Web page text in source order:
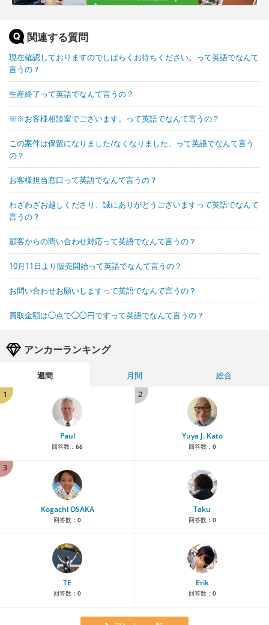
関連する質問
現在確認しておりますのでしばらくお待ちください。って英語でなんて
言うの？
生産終了って英語でなんて言うの？
※※お客様相談室でございます。って英語でなんて言うの？
この案件は保留になりました/なくなりました、って英語でなんて言う
の？
お客様担当窓口って英語でなんて言うの？
わざわざお越しくださり、誠にありがとうございますって英語でなんて
言うの？
顧客からの問い合わせ対応って英語でなんて言うの？
10月11日より販売開始って英語でなんて言うの？
お問い合わせお願いしますって英語でなんて言うの？
買取金額は◯点で◯◯円ですって英語でなんて言うの？
アンカーランキング
週間 月間
総合
1
Paul
回答数： 66
2
Yuya J. Kato
回答数： 0
3
Kogachi OSAKA
回答数： 0
Taku
回答数： 0
TE
回答数： 0
Erik
回答数： 0